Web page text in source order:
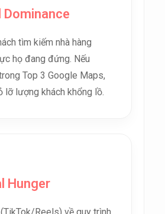
Dominance
tìm kiếm nhà hàng
họ đang đứng. Nếu
Top 3 Google Maps,
lỡ lượng khách khổng lồ.
Hunger